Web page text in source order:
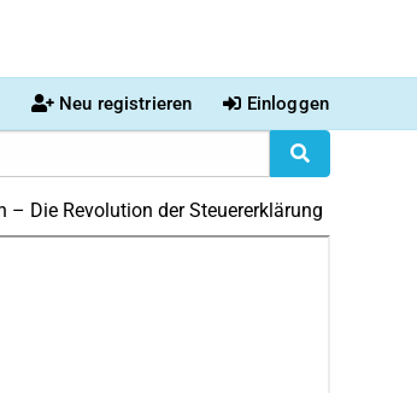
Neu registrieren Einloggen
– Die Revolution der Steuererklärung